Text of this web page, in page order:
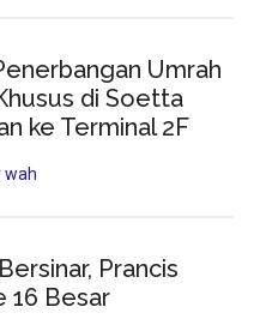
Umrah
di Soetta
ke Terminal 2F
wah
Prancis
16 Besar